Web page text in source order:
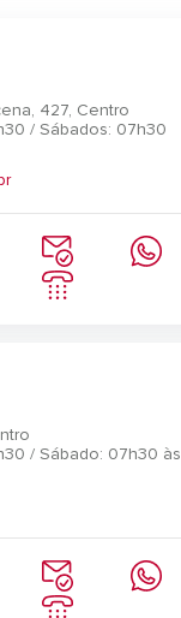
427, Centro
/ Sábados: 07h30
/ Sábado: 07h30 às